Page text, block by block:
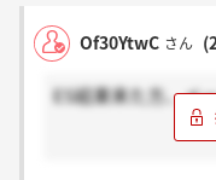
Of30YtwC さん
ES結果来た方、メ